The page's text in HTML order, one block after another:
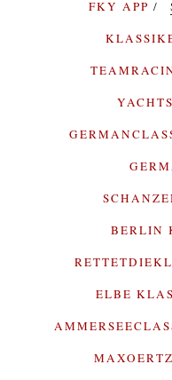
FKY APP
BERLIN
ELBE
MAXOERTZ